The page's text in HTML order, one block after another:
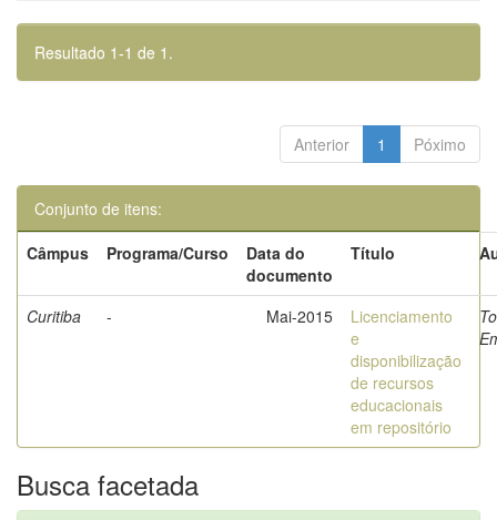
Resultado 1-1 de 1.
Anterior 1 Póximo
Conjunto de itens:
Câmpus
Programa/Curso
Data do
documento
Título
Curitiba - Mai-2015
Licenciamento
e
disponibilização
de recursos
educacionais
em repositório
Busca facetada